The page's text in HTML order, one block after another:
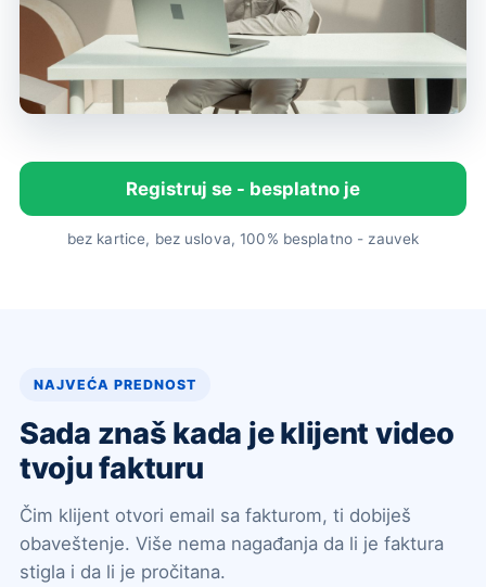
Registruj se - besplatno je
bez kartice, bez uslova, 100% besplatno - zauvek
NAJVEĆA PREDNOST
Sada znaš kada je klijent video
tvoju fakturu
Čim klijent otvori email sa fakturom, ti dobiješ
obaveštenje. Više nema nagađanja da li je faktura
stigla i da li je pročitana.